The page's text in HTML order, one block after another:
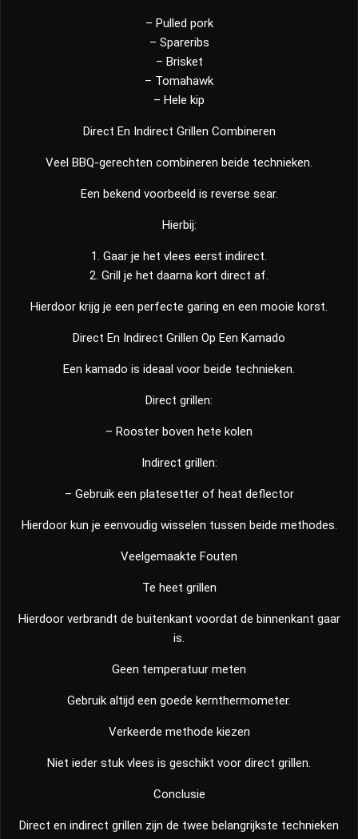
– Pulled pork
– Spareribs
– Brisket
– Tomahawk
– Hele kip
Direct En Indirect Grillen Combineren
Veel BBQ-gerechten combineren beide technieken.
Een bekend voorbeeld is reverse sear.
Hierbij:
1. Gaar je het vlees eerst indirect.
2. Grill je het daarna kort direct af.
Hierdoor krijg je een perfecte garing en een mooie korst.
Direct En Indirect Grillen Op Een Kamado
Een kamado is ideaal voor beide technieken.
Direct grillen:
– Rooster boven hete kolen
Indirect grillen:
– Gebruik een platesetter of heat deflector
Hierdoor kun je eenvoudig wisselen tussen beide methodes.
Veelgemaakte Fouten
Te heet grillen
Hierdoor verbrandt de buitenkant voordat de binnenkant gaar
is.
Geen temperatuur meten
Gebruik altijd een goede kernthermometer.
Verkeerde methode kiezen
Niet ieder stuk vlees is geschikt voor direct grillen.
Conclusie
Direct en indirect grillen zijn de twee belangrijkste technieken